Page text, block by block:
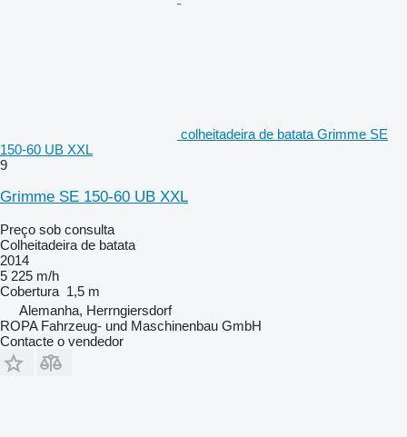
colheitadeira de batata Grimme SE
150-60 UB XXL
9
Grimme SE 150-60 UB XXL
Preço sob consulta
Colheitadeira de batata
2014
5 225 m/h
Cobertura 1,5 m
Alemanha, Herrngiersdorf
ROPA Fahrzeug- und Maschinenbau GmbH
Contacte o vendedor